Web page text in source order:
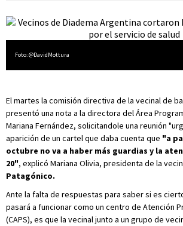
Foto: @DavidMottura
El martes la comisión directiva de la vecinal de
presentó una nota a la directora del Área
Mariana Fernández, solicitandole una reunión
aparición de un cartel que daba cuenta que "a
octubre no va a haber más guardias y la
20", explicó Mariana Olivia, presidenta de la
Patagónico.
Ante la falta de respuestas para saber si es
pasará a funcionar como un centro de Atención
(CAPS), es que la vecinal junto a un grupo de